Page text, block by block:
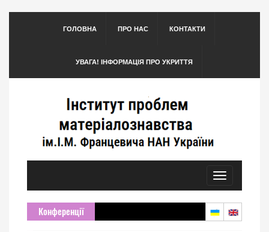
ГОЛОВНА ПРО НАС КОНТАКТИ
УВАГА! ІНФОРМАЦІЯ ПРО УКРИТТЯ
Toggle
navigation
Конференції